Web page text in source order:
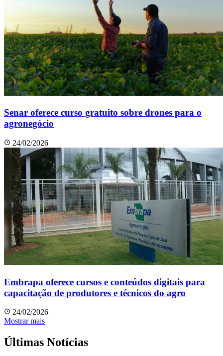
Senar oferece curso gratuito sobre drones para o
agronegócio
24/02/2026
Embrapa oferece cursos e conteúdos digitais para
capacitação de produtores e técnicos do agro
24/02/2026
Mostrar mais
Últimas Notícias